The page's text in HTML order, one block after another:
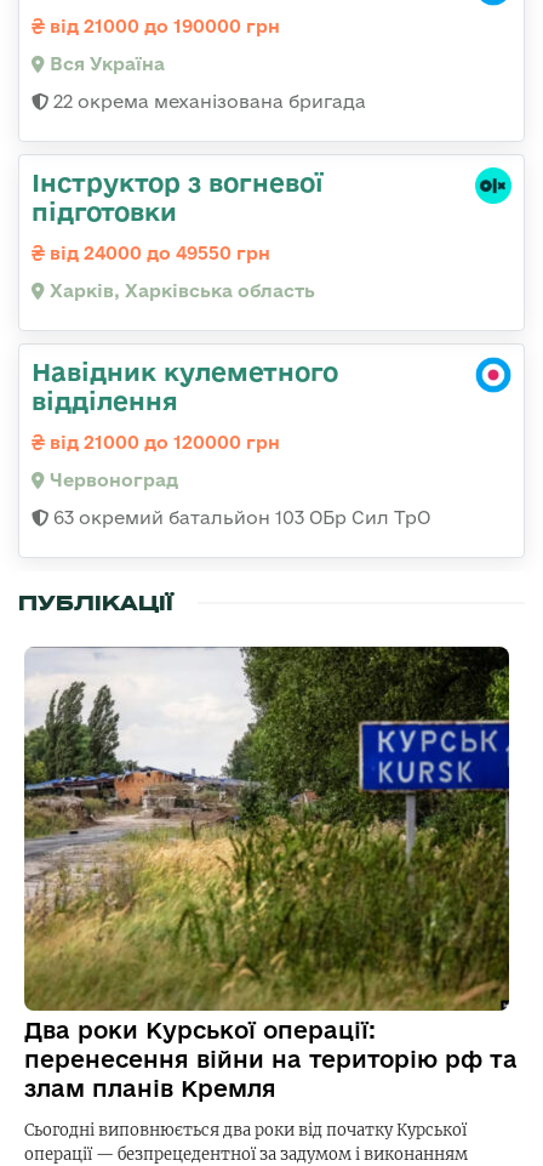
від 21000 до 190000 грн
Вся Україна
22 окрема механізована бригада
Інструктор з вогневої
підготовки
від 24000 до 49550 грн
Харків, Харківська область
Навідник кулеметного
відділення
від 21000 до 120000 грн
Червоноград
63 окремий батальйон 103 ОБр Сил ТрО
ПУБЛІКАЦІЇ
Два роки Курської операції:
перенесення війни на територію рф та
злам планів Кремля
Сьогодні виповнюється два роки від початку Курської
операції — безпрецедентної за задумом і виконанням